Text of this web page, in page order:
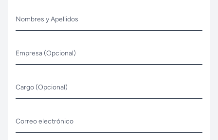
Nombres y Apellidos
Empresa (Opcional)
Cargo (Opcional)
Correo electrónico